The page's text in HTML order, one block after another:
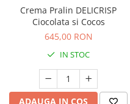
Crema Pralin DELICRISP
Ciocolata si Cocos
645,00 RON
IN STOC
ADAUGA IN COS